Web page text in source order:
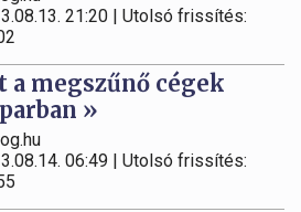
21:20 | Utolsó frissítés:
a megszűnő cégek
»
06:49 | Utolsó frissítés: